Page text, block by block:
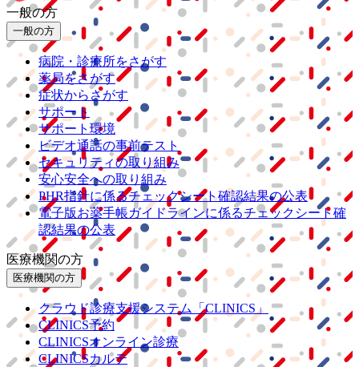
一般の方
一般の方
病院・診療所をさがす
薬局をさがす
症状からさがす
サポート
サポート環境
ビデオ通話の事前テスト
セキュリティの取り組み
安心安全への取り組み
PHR指針に係るチェックシート確認結果の公表
電子版お薬手帳ガイドラインに係るチェックシート確
認結果の公表
医療機関の方
医療機関の方
クラウド診療支援システム
「CLINICS」
CLINICS予約
CLINICSオンライン診療
CLINICSカルテ